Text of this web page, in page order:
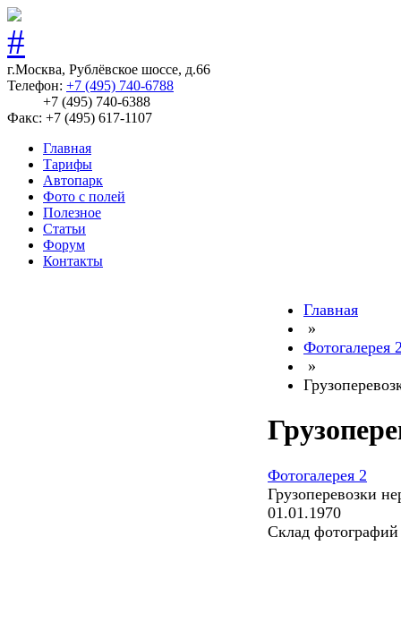
г.Москва, Рублёвское шоссе, д.66
Телефон: +7 (495) 740-6788
+7 (495) 740-6388
Факс: +7 (495) 617-1107
Главная
Тарифы
Автопарк
Фото с полей
Полезное
Статьи
Форум
Контакты
Главная
»
Фотогалерея
»
Фотогалерея 2
Грузоперевозки
01.01.1970
Склад фотографий